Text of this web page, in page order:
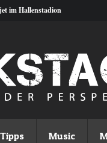
im Hallenstadion
Music